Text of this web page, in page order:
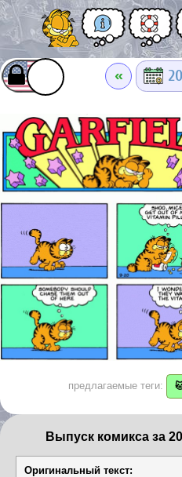
«
предлагаемые теги:
Выпуск комикса за
Оригинальный текст: